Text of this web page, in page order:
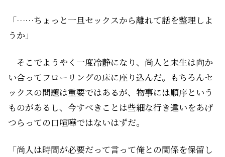
「……ちょっと一旦セックスから離れて話を整理しよ
うか」
そこでようやく一度冷静になり、尚人と未生は向か
い合ってフローリングの床に座り込んだ。もちろんセ
ックスの問題は重要ではあるが、物事には順序という
ものがあるし、今すべきことは些細な行き違いをあげ
つらっての口喧嘩ではないはずだ。
「尚人は時間が必要だって言って俺との関係を保留し